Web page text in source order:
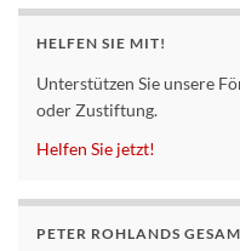
HELFEN SIE MIT!
Unterstützen Sie unsere
oder Zustiftung.
Helfen Sie jetzt!
PETER ROHLANDS